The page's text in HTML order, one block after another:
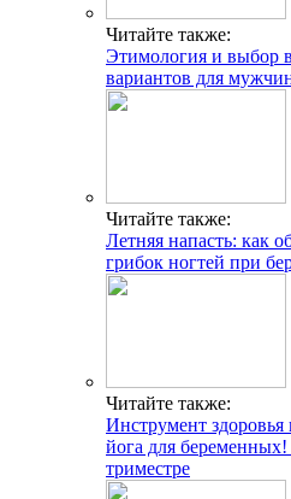
Читайте также:
Этимология и выбор
вариантов для
Читайте также:
Летняя напасть: как
грибок ногтей при
Читайте также:
Инструмент
йога для
триместре